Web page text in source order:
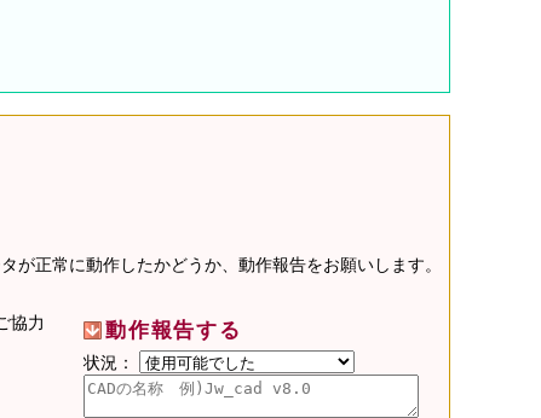
が正常に動作したかどうか、動作報告をお願いします。
動作報告する
状況：
協力